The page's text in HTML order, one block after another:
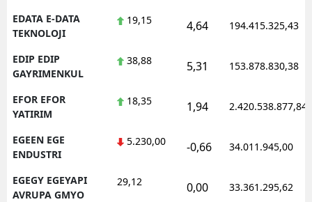
EDATA E-DATA
TEKNOLOJI
19,15 4,64 194.415.325,43
EDIP EDIP
GAYRIMENKUL
38,88 5,31 153.878.830,38
EFOR EFOR
YATIRIM
18,35 1,94 2.420.538.877,84
EGEEN EGE
ENDUSTRI
5.230,00 -0,66 34.011.945,00
EGEGY EGEYAPI
AVRUPA GMYO
29,12 0,00 33.361.295,62